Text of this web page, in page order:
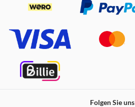
Folgen Sie uns